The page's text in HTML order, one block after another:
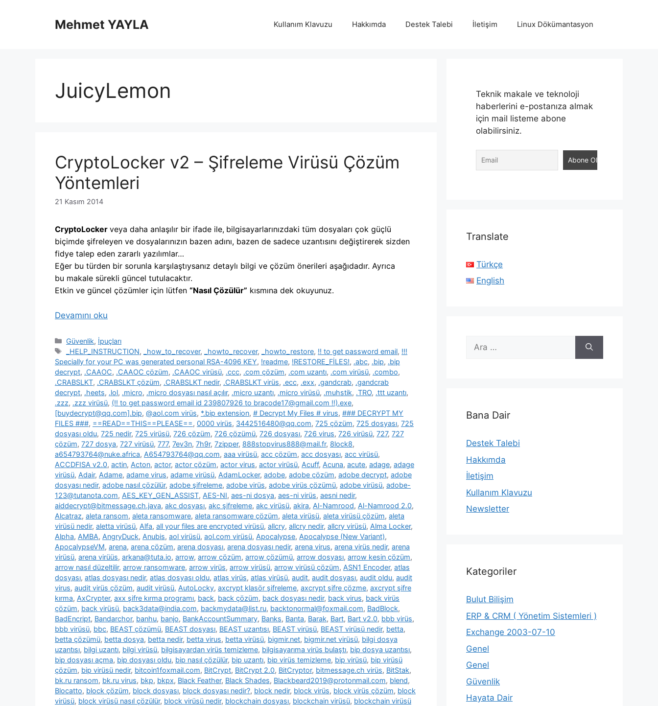
Mehmet YAYLA Kullanım Klavuzu Hakkımda Destek Talebi İletişim Linux Dökümantasyon
JuicyLemon
CryptoLocker v2 – Şifreleme Virüsü Çözüm
Yöntemleri
21 Kasım 2014
CryptoLocker veya daha anlaşılır bir ifade ile, bilgisayarlarınızdaki tüm dosyaları çok güçlü
biçimde şifreleyen ve dosyalarınızın bazen adını, bazen de sadece uzantısını değiştirerek sizden
fidye talep eden zararlı yazılımlar…
Eğer bu türden bir sorunla karşılaştıysanız detaylı bilgi ve çözüm önerileri aşağıdadır. Ayrıca
bu makale sürekli güncel tutulacaktır.
Etkin ve güncel çözümler için lütfen “Nasıl Çözülür” kısmına dek okuyunuz.
Devamını oku
Kategoriler
Güvenlik, İpuçları
Etiketler
_HELP_INSTRUCTION, _how_to_recover, _howto_recover, _howto_restore, !! to get password email, !!!
Specially for your PC was generated personal RSA-4096 KEY, !readme, !RESTORE_FİLES!, .abc, .bip, .bip
decrypt, .CAAOC, .CAAOC çözüm, .CAAOC virüsü, .ccc, .com çözüm, .com uzantı, .com virüsü, .combo,
.CRABSLKT, .CRABSLKT çözüm, .CRABSLKT nedir, .CRABSLKT virüs, .ecc, .exx, .gandcrab, .gandcrab
decrypt, .heets, .lol, .micro, .micro dosyası nasıl açılır, .micro uzantı, .micro virüsü, .muhstik, .TRO, .ttt uzantı,
.zzz, .zzz virüsü, (!! to get password email id 239807926 to bracode17@gmail.com !!).exe,
[buydecrypt@qq.com].bip, @aol.com virüs, *.bip extension, # Decrypt My Files # virus, ### DECRYPT MY
FILES ###, ==READ==THIS==PLEASE==, 0000 virüs, 3442516480@qq.com, 725 çözüm, 725 dosyası, 725
dosyası oldu, 725 nedir, 725 virüsü, 726 çözüm, 726 çözümü, 726 dosyası, 726 virus, 726 virüsü, 727, 727
çözüm, 727 dosya, 727 virüsü, 777, 7ev3n, 7h9r, 7zipper, 888stopvirus888@mail.fr, 8lock8,
a654793764@nuke.africa, A654793764@qq.com, aaa virüsü, acc çözüm, acc dosyası, acc virüsü,
ACCDFISA v2.0, actin, Acton, actor, actor çözüm, actor virus, actor virüsü, Acuff, Acuna, acute, adage, adage
virüsü, Adair, Adame, adame virus, adame virüsü, AdamLocker, adobe, adobe çözüm, adobe decrypt, adobe
dosyası nedir, adobe nasıl çözülür, adobe şifreleme, adobe virüs, adobe virüs çözümü, adobe virüsü, adobe-
123@tutanota.com, AES_KEY_GEN_ASSIST, AES-NI, aes-ni dosya, aes-ni virüs, aesni nedir,
aiddecrypt@bitmessage.ch.java, akc dosyası, akc şifreleme, akc virüsü, akira, Al-Namrood, Al-Namrood 2.0,
Alcatraz, aleta ransom, aleta ransomware, aleta ransomware çözüm, aleta virüsü, aleta virüsü çözüm, aleta
virüsü nedir, aletta virüsü, Alfa, all your files are encrypted virüsü, allcry, allcry nedir, allcry virüsü, Alma Locker,
Alpha, AMBA, AngryDuck, Anubis, aol virüsü, aol.com virüsü, Apocalypse, Apocalypse (New Variant),
ApocalypseVM, arena, arena çözüm, arena dosyası, arena dosyası nedir, arena virus, arena virüs nedir, arena
virüsü, arena virüüs, arkana@tuta.io, arrow, arrow çözüm, arrow çözümü, arrow dosyası, arrow kesin çözüm,
arrow nasıl düzeltilir, arrow ransomware, arrow virüs, arrow virüsü, arrow virüsü çözüm, ASN1 Encoder, atlas
dosyası, atlas dosyası nedir, atlas dosyası oldu, atlas virüs, atlas virüsü, audit, audit dosyası, audit oldu, audit
virus, audit virüs çözüm, audit virüsü, AutoLocky, axcrypt klasör şifreleme, axcrypt şifre çözme, axcrypt şifre
kırma, AxCrypter, axx şifre kırma programı, back, back çözüm, back dosyası nedir, back virus, back virüs
çözüm, back virüsü, back3data@india.com, backmydata@list.ru, backtonormal@foxmail.com, BadBlock,
BadEncript, Bandarchor, banhu, banjo, BankAccountSummary, Banks, Banta, Barak, Bart, Bart v2.0, bbb virüs,
bbb virüsü, bbc, BEAST çözümü, BEAST dosyası, BEAST uzantısı, BEAST virüsü, BEAST virüsü nedir, betta,
betta çözümü, betta dosya, betta nedir, betta virus, betta virüsü, bigmir.net, bigmir.net virüsü, bilgi dosya
uzantısı, bilgi uzantı, bilgi virüsü, bilgisayardan virüs temizleme, bilgisayarıma virüs bulaştı, bip dosya uzantısı,
bip dosyası açma, bip dosyası oldu, bip nasıl çözülür, bip uzantı, bip virüs temizleme, bip virüsü, bip virüsü
çözüm, bip virüsü nedir, bitcoin1foxmail.com, BitCrypt, BitCrypt 2.0, BitCryptor, bitmessage.ch virüs, BitStak,
bk.ru ransom, bk.ru virus, bkp, bkpx, Black Feather, Black Shades, Blackbeard2019@protonmail.com, blend,
Blocatto, block çözüm, block dosyası, block dosyası nedir?, block nedir, block virüs, block virüs çözüm, block
virüsü, block virüsü nasıl çözülür, block virüsü nedir, blockchain dosyası, blockchain virüsü, blockchain virüsü
Teknik makale ve teknoloji
haberlerini e-postanıza almak
için mail listeme abone
olabilirsiniz.
Translate
Türkçe
English
için
Bana Dair
Destek Talebi
Hakkımda
İletişim
Kullanım Klavuzu
Newsletter
Kategoriler
Bulut Bilişim
ERP & CRM ( Yönetim Sistemleri )
Exchange 2003-07-10
Genel
Genel
Güvenlik
Hayata Dair